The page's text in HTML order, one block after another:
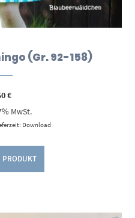
(Gr. 92-158)
€
MwSt.
Download
PRODUKT